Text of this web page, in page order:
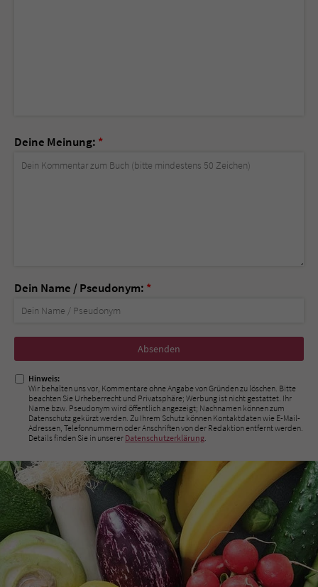
Deine Meinung: *
Dein Name / Pseudonym: *
Nicht
ausfüllen!
Hinweis:
Wir behalten uns vor, Kommentare ohne Angabe von Gründen zu löschen. Bitte
beachten Sie Urheberrecht und Privatsphäre; Werbung ist nicht gestattet. Ihr
Name bzw. Pseudonym wird öffentlich angezeigt; Nachnamen können zum
Datenschutz gekürzt werden. Zu Ihrem Schutz können Kontaktdaten wie E-Mail-
Adressen, Telefonnummern oder Anschriften von der Redaktion entfernt werden.
Details finden Sie in unserer Datenschutzerklärung.